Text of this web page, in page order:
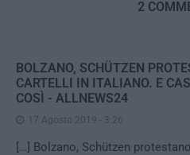
2
BOLZANO, SCHÜTZEN
CARTELLI IN ITALIANO. E
COSÌ - ALLNEWS24
17 Agosto 2019 - 3:26
[…] Bolzano, Schützen